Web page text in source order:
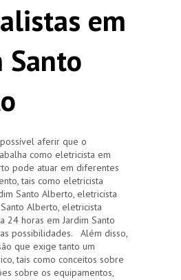
em
Santo
aferir que o
como eletricista em
pode atuar em diferentes
tais como eletricista
Santo Alberto, eletricista
Alberto, eletricista
24 horas em Jardim Santo
possibilidades. Além disso,
que exige tanto um
tais como conceitos sobre
sobre os equipamentos,